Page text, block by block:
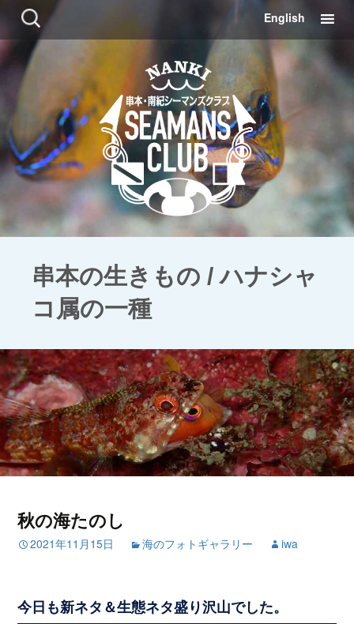
検
索:
コ
ン
ツ
に
English
串本の生きもの / ハナシャ
コ属の一種
秋の海たのし
2021年11月15日 海のフォトギャラリー iwa
今日も新ネタ＆生態ネタ盛り沢山でした。